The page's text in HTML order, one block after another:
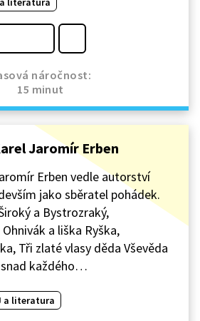
náročnost:
15 minut
Jaromír Erben
Erben vedle autorství
jako sběratel pohádek.
a Bystrozraký,
a liška Ryška,
Tři zlaté vlasy děda Vševěda
každého…
a literatura